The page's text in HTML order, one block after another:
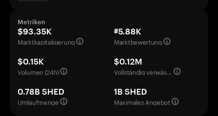
Metriken
$93.35K
Marktkapitalisierung
#5.88K
Marktbewertung
$0.15K
Volumen (24h)
$0.12M
Vollständig verwässerte Bewertung
0.78B SHED
Umlaufmenge
1B SHED
Maximales Angebot